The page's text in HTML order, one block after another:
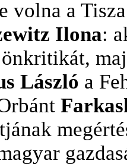
volna a
Ilona:
önkritikát,
László a